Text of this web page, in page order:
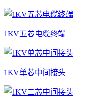
1KV五芯电缆终端
1KV单芯中间接头